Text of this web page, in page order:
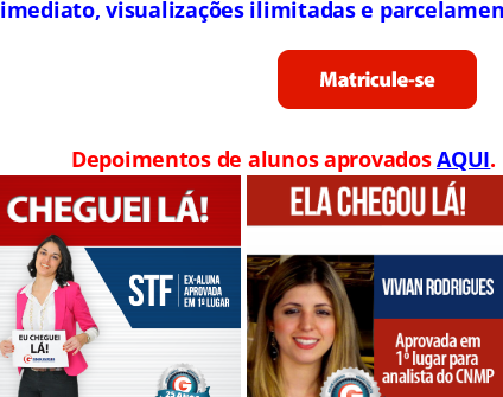
imediato, visualizações ilimitadas e
Depoimentos de alunos aprovadosAQUI.